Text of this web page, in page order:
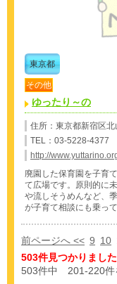
東京都
その他
ゆったり～の
住所：東京都新宿区北
TEL：03-5228-4377
http://
廃園した保育園を子育
て広場です。原則的に
や流しそうめんなど、
が子育て相談にも乗っ
前ページへ << 9 10
503件見つかりました
503件中 201-220件